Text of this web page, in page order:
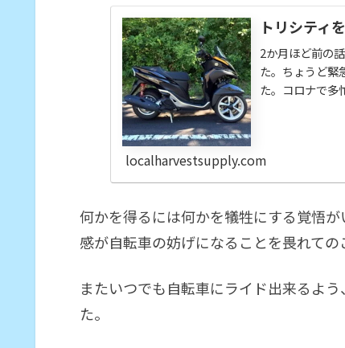
トリシティ
2か月ほど前の
た。ちょうど緊
た。コロナで多
ありません。む
的に乗っていま
localharvestsupply.com
何かを得るには何かを犠牲にする覚悟
感が自転車の妨げになることを畏れての
またいつでも自転車にライド出来るよ
た。